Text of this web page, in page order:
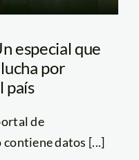
especial que
por
país
de
datos [...]